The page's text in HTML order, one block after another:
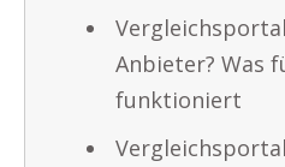
Anbieter? Was
funktioniert